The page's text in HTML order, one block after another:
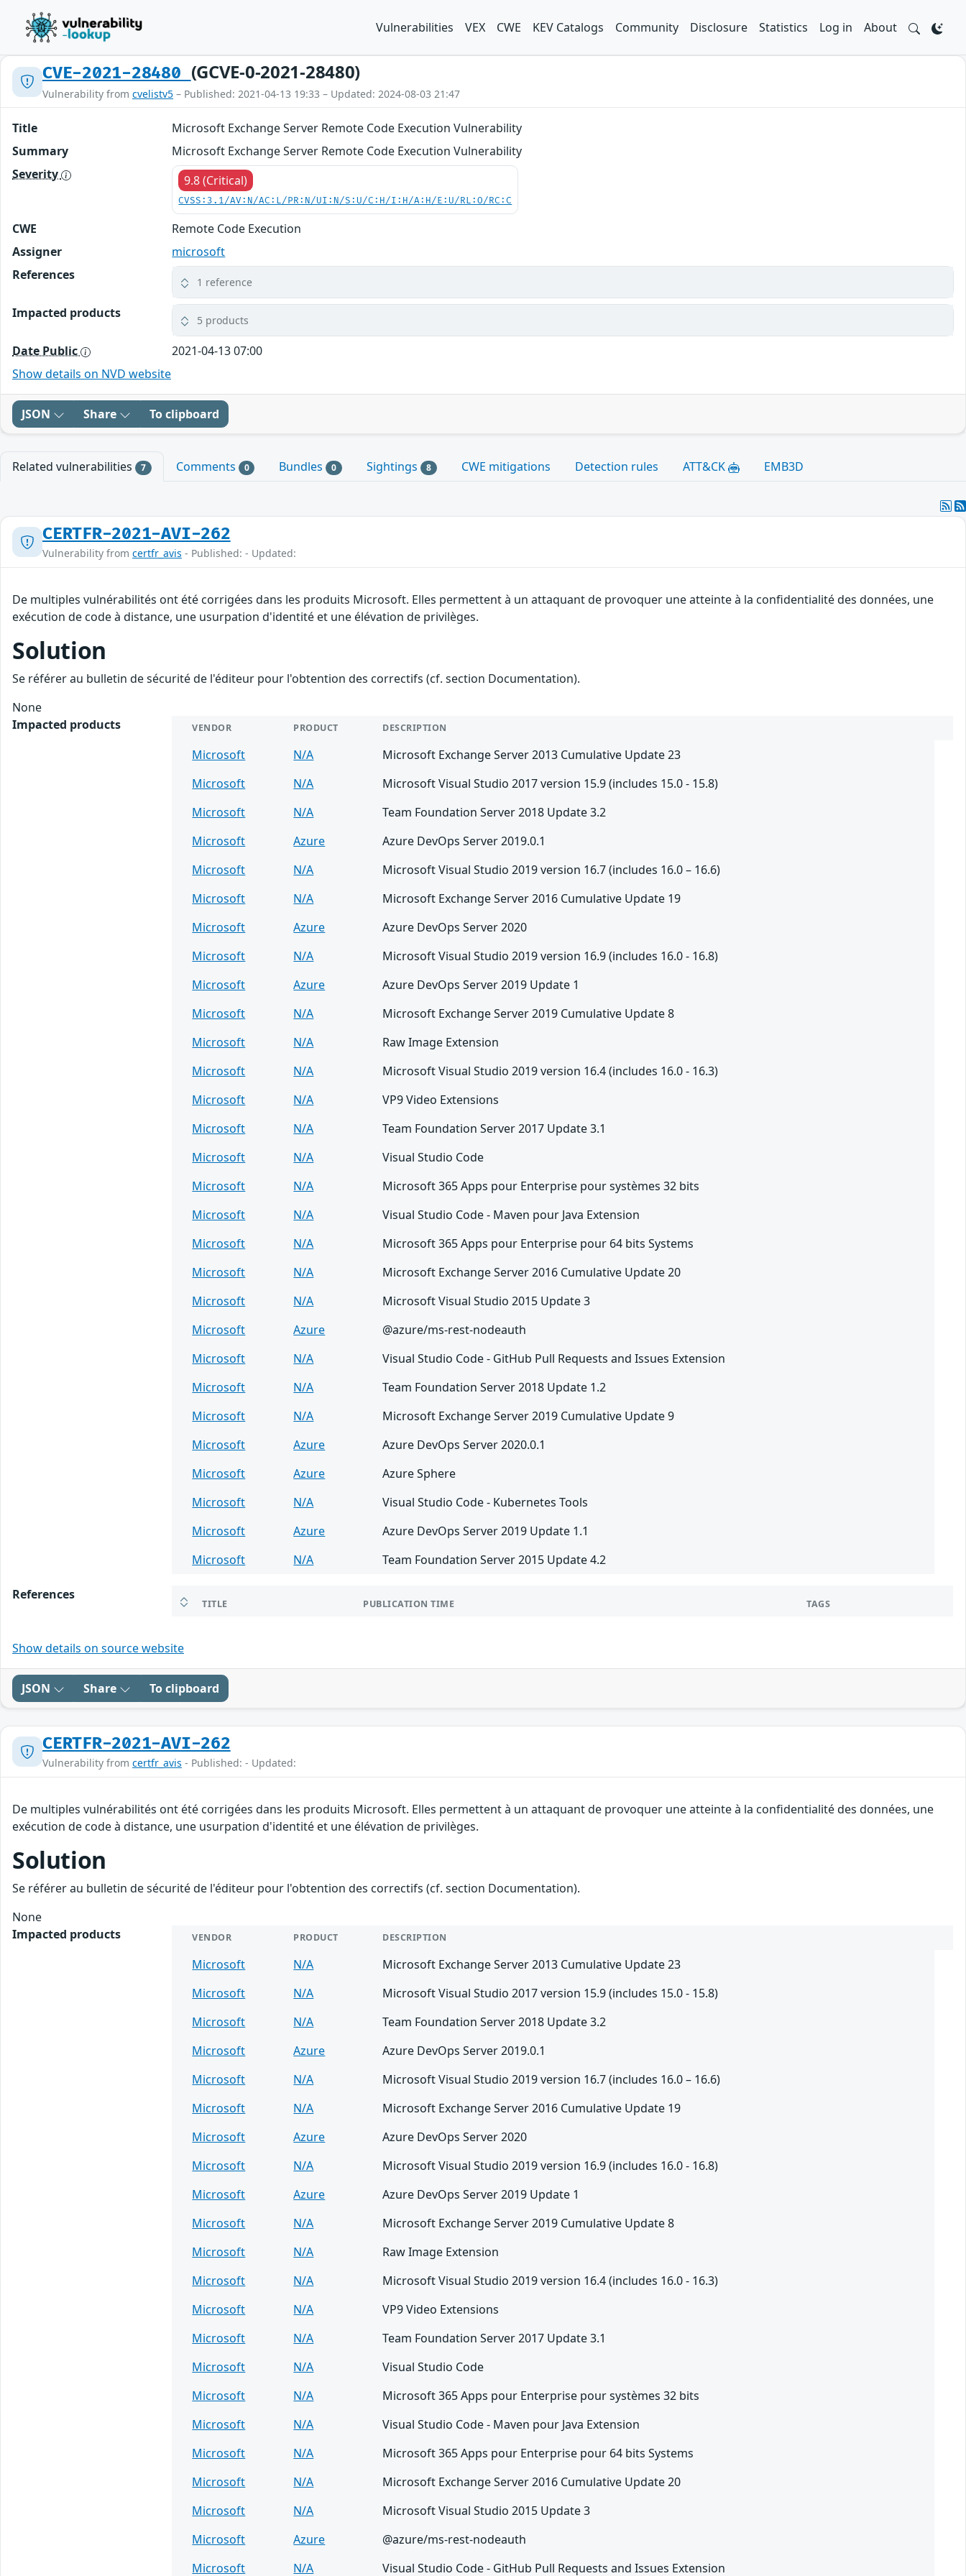
Vulnerabilities VEX CWE KEV Catalogs Community Disclosure Statistics Log in About
CVE-2021-28480 (GCVE-0-2021-28480)
Vulnerability from cvelistv5 – Published: 2021-04-13 19:33 – Updated: 2024-08-03 21:47
Title
Microsoft Exchange Server Remote Code Execution Vulnerability
Summary
Microsoft Exchange Server Remote Code Execution Vulnerability
Severity
9.8 (Critical)
CVSS:3.1/AV:N/AC:L/PR:N/UI:N/S:U/C:H/I:H/A:H/E:U/RL:O/RC:C
CWE
Remote Code Execution
Assigner
microsoft
References
1 reference
Impacted products 5 products
Date Public
2021-04-13 07:00
Show details on NVD website
JSON Share To clipboard
Related vulnerabilities 7 Comments 0 Bundles 0 Sightings 8 CWE mitigations Detection rules ATT&CK EMB3D
CERTFR-2021-AVI-262
Vulnerability from certfr_avis - Published: - Updated:
De multiples vulnérabilités ont été corrigées dans les produits Microsoft. Elles permettent à un attaquant de provoquer une atteinte à la confidentialité des données, une
exécution de code à distance, une usurpation d'identité et une élévation de privilèges.
Solution
Se référer au bulletin de sécurité de l'éditeur pour l'obtention des correctifs (cf. section Documentation).
None
Impacted products
VENDOR PRODUCT DESCRIPTION
Microsoft N/A
Microsoft Exchange Server 2013 Cumulative Update 23
Microsoft
N/A
Microsoft Visual Studio 2017 version 15.9 (includes 15.0 - 15.8)
Microsoft
N/A
Team Foundation Server 2018 Update 3.2
Microsoft
Azure
Azure DevOps Server 2019.0.1
Microsoft
N/A
Microsoft Visual Studio 2019 version 16.7 (includes 16.0 – 16.6)
Microsoft
N/A
Microsoft Exchange Server 2016 Cumulative Update 19
Microsoft
Azure
Azure DevOps Server 2020
Microsoft
N/A
Microsoft Visual Studio 2019 version 16.9 (includes 16.0 - 16.8)
Microsoft
Azure
Azure DevOps Server 2019 Update 1
Microsoft
N/A
Microsoft Exchange Server 2019 Cumulative Update 8
Microsoft
N/A
Raw Image Extension
Microsoft
N/A
Microsoft Visual Studio 2019 version 16.4 (includes 16.0 - 16.3)
Microsoft
N/A
VP9 Video Extensions
Microsoft
N/A
Team Foundation Server 2017 Update 3.1
Microsoft
N/A
Visual Studio Code
Microsoft
N/A
Microsoft 365 Apps pour Enterprise pour systèmes 32 bits
Microsoft
N/A
Visual Studio Code - Maven pour Java Extension
Microsoft
N/A
Microsoft 365 Apps pour Enterprise pour 64 bits Systems
Microsoft
N/A
Microsoft Exchange Server 2016 Cumulative Update 20
Microsoft
N/A
Microsoft Visual Studio 2015 Update 3
Microsoft
Azure
@azure/ms-rest-nodeauth
Microsoft
N/A
Visual Studio Code - GitHub Pull Requests and Issues Extension
Microsoft
N/A
Team Foundation Server 2018 Update 1.2
Microsoft
N/A
Microsoft Exchange Server 2019 Cumulative Update 9
Microsoft
Azure
Azure DevOps Server 2020.0.1
Microsoft
Azure
Azure Sphere
Microsoft
N/A
Visual Studio Code - Kubernetes Tools
Microsoft
Azure
Azure DevOps Server 2019 Update 1.1
Microsoft
N/A Team Foundation Server 2015 Update 4.2
References
TITLE PUBLICATION TIME TAGS
Show details on source website
JSON Share To clipboard
CERTFR-2021-AVI-262
Vulnerability from certfr_avis - Published: - Updated:
De multiples vulnérabilités ont été corrigées dans les produits Microsoft. Elles permettent à un attaquant de provoquer une atteinte à la confidentialité des données, une
exécution de code à distance, une usurpation d'identité et une élévation de privilèges.
Solution
Se référer au bulletin de sécurité de l'éditeur pour l'obtention des correctifs (cf. section Documentation).
None
Impacted products
VENDOR PRODUCT DESCRIPTION
Microsoft N/A
Microsoft Exchange Server 2013 Cumulative Update 23
Microsoft
N/A
Microsoft Visual Studio 2017 version 15.9 (includes 15.0 - 15.8)
Microsoft
N/A
Team Foundation Server 2018 Update 3.2
Microsoft
Azure
Azure DevOps Server 2019.0.1
Microsoft
N/A
Microsoft Visual Studio 2019 version 16.7 (includes 16.0 – 16.6)
Microsoft
N/A
Microsoft Exchange Server 2016 Cumulative Update 19
Microsoft
Azure
Azure DevOps Server 2020
Microsoft
N/A
Microsoft Visual Studio 2019 version 16.9 (includes 16.0 - 16.8)
Microsoft
Azure
Azure DevOps Server 2019 Update 1
Microsoft
N/A
Microsoft Exchange Server 2019 Cumulative Update 8
Microsoft
N/A
Raw Image Extension
Microsoft
N/A
Microsoft Visual Studio 2019 version 16.4 (includes 16.0 - 16.3)
Microsoft
N/A
VP9 Video Extensions
Microsoft
N/A
Team Foundation Server 2017 Update 3.1
Microsoft
N/A
Visual Studio Code
Microsoft
N/A
Microsoft 365 Apps pour Enterprise pour systèmes 32 bits
Microsoft
N/A
Visual Studio Code - Maven pour Java Extension
Microsoft
N/A
Microsoft 365 Apps pour Enterprise pour 64 bits Systems
Microsoft
N/A
Microsoft Exchange Server 2016 Cumulative Update 20
Microsoft
N/A
Microsoft Visual Studio 2015 Update 3
Microsoft
Azure
@azure/ms-rest-nodeauth
Microsoft
N/A Visual Studio Code - GitHub Pull Requests and Issues Extension